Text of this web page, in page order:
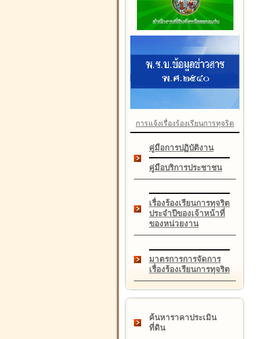
การแจ้งเรื่องร้องเรียนการทุจริต
คู่มือการปฏิบัติงาน
คู่มือบริการประชาชน
เรื่องร้องเรียนการทุจริต
ประจำปีของเจ้าหน้าที่
ของหน่วยงาน
มาตรการการจัดการ
เรื่องร้องเรียนการทุจริต
ค้นหาราคาประเมิน
ที่ดิน